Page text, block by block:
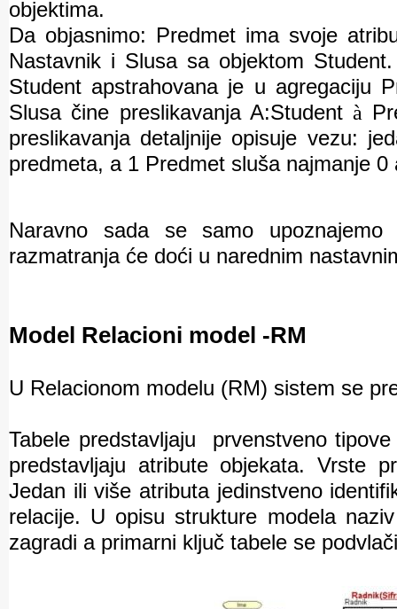
objektima.
Da objasnimo: Predmet ima svoje
Nastavnik i Slusa sa objektom
Student apstrahovana je u agregaciju
Slusa čine preslikavanja A:Studentà
preslikavanja detaljnije opisuje vezu:
predmeta, a 1 Predmet sluša najmanje
Naravno sada se samo
razmatranja će doći u narednim
Model Relacioni model -RM
U Relacionom modelu (RM) sistem se
Tabele predstavljaju
prvenstveno
predstavljaju atribute objekata. Vrste
Jedan ili više atributa jedinstveno
relacije. U opisu strukture modela
zagradi a primarni ključ tabele se